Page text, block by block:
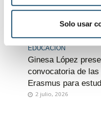
n
Solo usar
EDUCACIÓN
Ginesa López
convocatoria de
Erasmus para
2 julio, 2026